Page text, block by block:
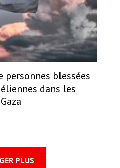
personnes blessées
dans les
PLUS